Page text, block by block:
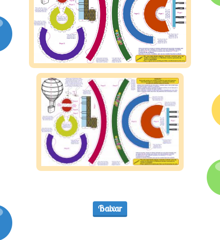
Atividades
Assine
Baixar